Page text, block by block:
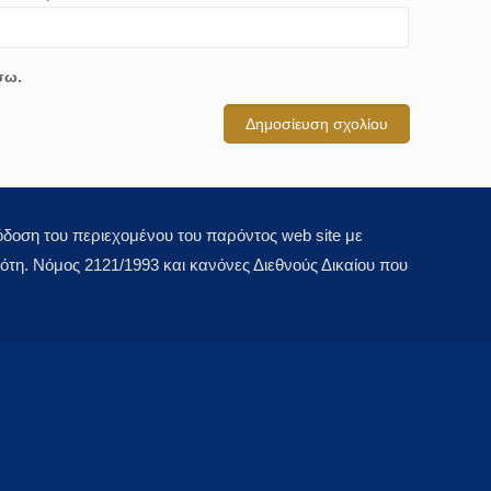
του περιεχομένου του παρόντος web site με
Νόμος 2121/1993 και κανόνες Διεθνούς Δικαίου που